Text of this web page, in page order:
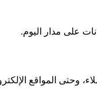
وحتى المواقع